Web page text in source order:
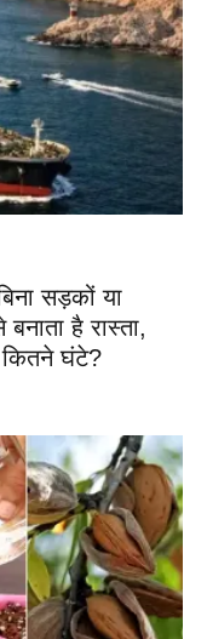
सड़कों या
है रास्ता,
घंटे?